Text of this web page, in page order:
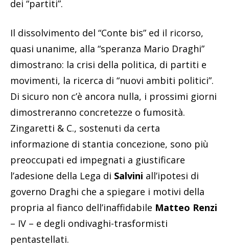
dei “partiti”.
Il dissolvimento del “Conte bis” ed il ricorso,
quasi unanime, alla “speranza Mario Draghi”
dimostrano: la crisi della politica, di partiti e
movimenti, la ricerca di “nuovi ambiti politici”.
Di sicuro non c’è ancora nulla, i prossimi giorni
dimostreranno concretezze o fumosità.
Zingaretti & C., sostenuti da certa
informazione di stantia concezione, sono più
preoccupati ed impegnati a giustificare
l’adesione della Lega di Salvini all’ipotesi di
governo Draghi che a spiegare i motivi della
propria al fianco dell’inaffidabile Matteo Renzi
– IV – e degli ondivaghi-trasformisti
pentastellati.